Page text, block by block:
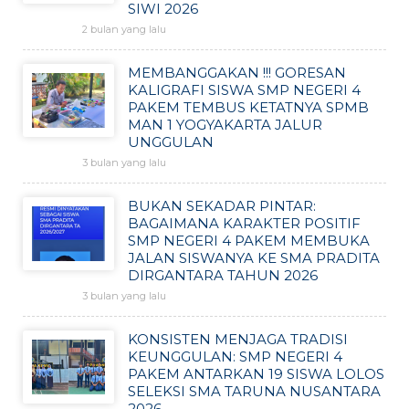
SIWI 2026
2 bulan yang lalu
MEMBANGGAKAN !!! GORESAN
KALIGRAFI SISWA SMP NEGERI 4
PAKEM TEMBUS KETATNYA SPMB
MAN 1 YOGYAKARTA JALUR
UNGGULAN
3 bulan yang lalu
BUKAN SEKADAR PINTAR:
BAGAIMANA KARAKTER POSITIF
SMP NEGERI 4 PAKEM MEMBUKA
JALAN SISWANYA KE SMA PRADITA
DIRGANTARA TAHUN 2026
3 bulan yang lalu
KONSISTEN MENJAGA TRADISI
KEUNGGULAN: SMP NEGERI 4
PAKEM ANTARKAN 19 SISWA LOLOS
SELEKSI SMA TARUNA NUSANTARA